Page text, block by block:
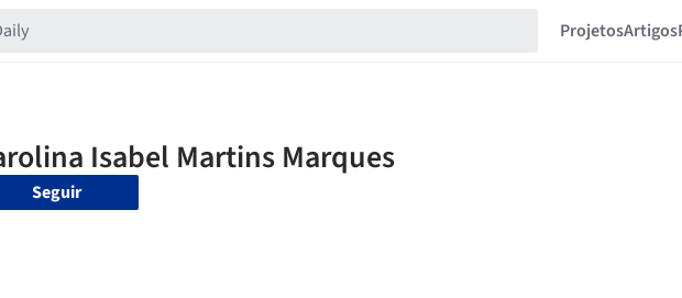
ProjetosArtigos
Seguir